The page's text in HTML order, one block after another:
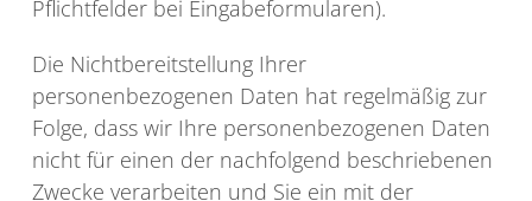
Pflichtfelder bei Eingabeformularen).
Die Nichtbereitstellung Ihrer
personenbezogenen Daten hat regelmäßig zur
Folge, dass wir Ihre personenbezogenen Daten
nicht für einen der nachfolgend beschriebenen
Zwecke verarbeiten und Sie ein mit der